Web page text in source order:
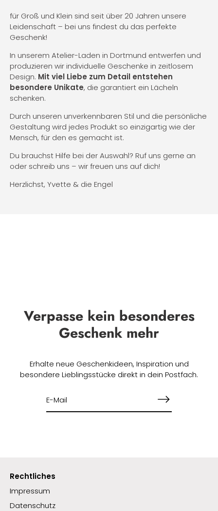
für Groß und Klein sind seit über 20 Jahren unsere
Leidenschaft – bei uns findest du das perfekte
Geschenk!
In unserem Atelier-Laden in Dortmund entwerfen und
produzieren wir individuelle Geschenke in zeitlosem
Design. Mit viel Liebe zum Detail entstehen
besondere Unikate, die garantiert ein Lächeln
schenken.
Durch unseren unverkennbaren Stil und die persönliche
Gestaltung wird jedes Produkt so einzigartig wie der
Mensch, für den es gemacht ist.
Du brauchst Hilfe bei der Auswahl? Ruf uns gerne an
oder schreib uns – wir freuen uns auf dich!
Herzlichst, Yvette & die Engel
Verpasse kein besonderes
Geschenk mehr
Erhalte neue Geschenkideen, Inspiration und
besondere Lieblingsstücke direkt in dein Postfach.
Rechtliches
Impressum
Datenschutz